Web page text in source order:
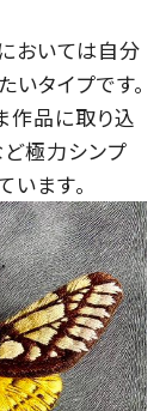
おいては自分
タイプです。
作品に取り込
ど極力シンプ
ます。